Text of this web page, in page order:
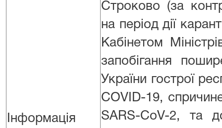
Інформація
Строково (за
на період дії
Кабінетом
запобігання
України гострої
COVID-19,
SARS-CoV-2, та